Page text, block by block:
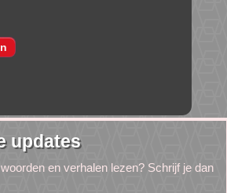
updates
en verhalen lezen? Schrijf je dan